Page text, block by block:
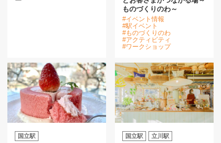
ものづくりのわ～
#イベント情報
#駅イベント
#ものづくりのわ
#アクティビティ
#ワークショップ
国立駅 国立駅 立川駅